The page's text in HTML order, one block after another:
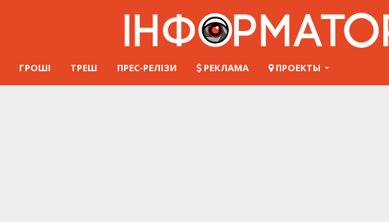
ГРОШІ ТРЕШ ПРЕС-РЕЛІЗИ РЕКЛАМА ПРОЕКТЫ